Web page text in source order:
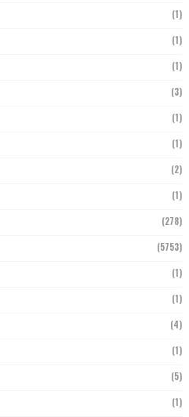
(1)
(1)
(1)
(3)
(1)
(1)
(2)
(1)
(278)
(5753)
(1)
(1)
(4)
(1)
(5)
(1)